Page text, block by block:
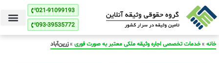
021-91099193
093-39535772
خانه »خدمات تخصصی اجاره وثیقه ملکی معتبر به صورت فوری »زرین‌آباد